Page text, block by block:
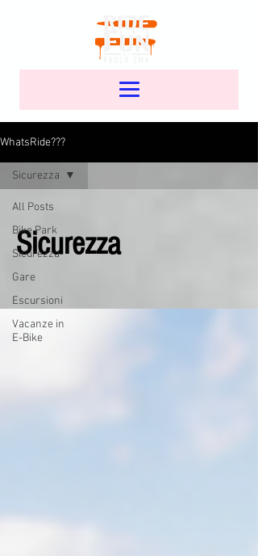
WhatsRide???
All Posts
Bike Park
Sicurezza
Gare
Escursioni
Vacanze in
E-Bike
Sicurezza
Sicurezza